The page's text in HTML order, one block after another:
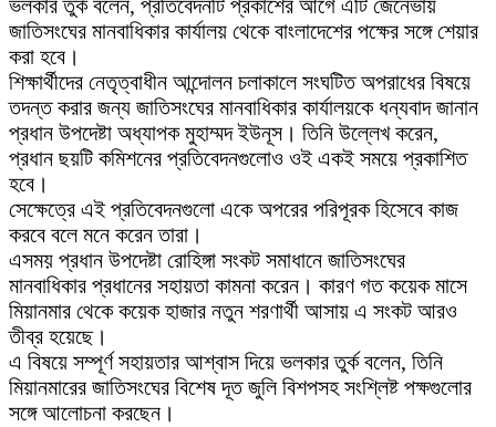
ভলকার তুর্ক বলেন, প্রতিবেদনটি প্রকাশের আগে এটি জেনেভায়
জাতিসংঘের মানবাধিকার কার্যালয় থেকে বাংলাদেশের পক্ষের সঙ্গে শেয়ার
করা হবে।
শিক্ষার্থীদের নেতৃত্বাধীন আন্দোলন চলাকালে সংঘটিত অপরাধের বিষয়ে
তদন্ত করার জন্য জাতিসংঘের মানবাধিকার কার্যালয়কে ধন্যবাদ জানান
প্রধান উপদেষ্টা অধ্যাপক মুহাম্মদ ইউনূস। তিনি উল্লেখ করেন,
প্রধান ছয়টি কমিশনের প্রতিবেদনগুলোও ওই একই সময়ে প্রকাশিত
হবে।
সেক্ষেত্রে এই প্রতিবেদনগুলো একে অপরের পরিপূরক হিসেবে কাজ
করবে বলে মনে করেন তারা।
এসময় প্রধান উপদেষ্টা রোহিঙ্গা সংকট সমাধানে জাতিসংঘের
মানবাধিকার প্রধানের সহায়তা কামনা করেন। কারণ গত কয়েক মাসে
মিয়ানমার থেকে কয়েক হাজার নতুন শরণার্থী আসায় এ সংকট আরও
তীব্র হয়েছে।
এ বিষয়ে সম্পূর্ণ সহায়তার আশ্বাস দিয়ে ভলকার তুর্ক বলেন, তিনি
মিয়ানমারের জাতিসংঘের বিশেষ দূত জুলি বিশপসহ সংশ্লিষ্ট পক্ষগুলোর
সঙ্গে আলোচনা করছেন।